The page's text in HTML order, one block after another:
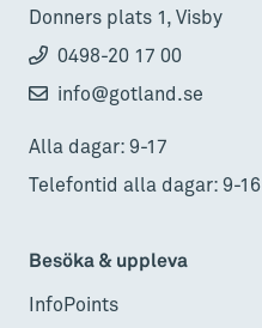
Donners plats 1, Visby
0498-20 17 00
info@gotland.se
Alla dagar: 9-17
Telefontid alla dagar: 9-16
Besöka & uppleva
InfoPoints